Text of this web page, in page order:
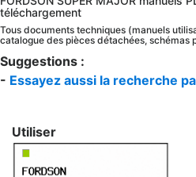
téléchargement
Tous documents techniques (manuels
catalogue des pièces détachées, schémas
Suggestions :
- Essayez aussi la recherche
Utiliser